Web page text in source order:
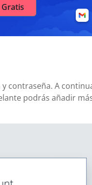
contraseña. A
podrás añadir